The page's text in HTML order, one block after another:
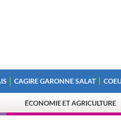
CAGIRE GARONNE SALAT
ÉCONOMIE ET AGRICULTURE